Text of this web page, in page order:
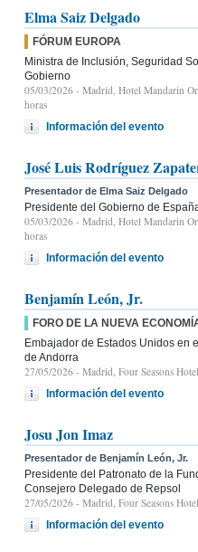
Elma Saiz Delgado
FÓRUM EUROPA
Ministra de Inclusión, Seguridad
Gobierno
05/03/2026 - Madrid, Hotel Mandarin
horas
Información del evento
José Luis Rodríguez
Presentador de Elma Saiz Delgado
Presidente del Gobierno de
05/03/2026 - Madrid, Hotel Mandarin
horas
Información del evento
Benjamín León, Jr.
FORO DE LA NUEVA
Embajador de Estados Unidos en
de Andorra
27/05/2026 - Madrid, Four Seasons
Información del evento
Josu Jon Imaz
Presentador de Benjamín León, Jr.
Presidente del Patronato de la
Consejero Delegado de Repsol
27/05/2026 - Madrid, Four Seasons
Información del evento